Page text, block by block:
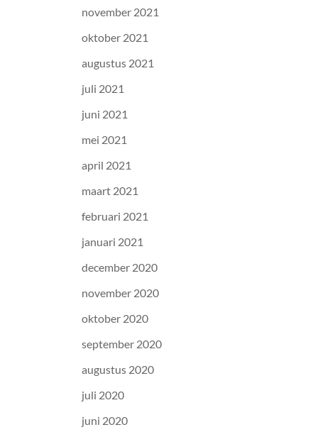
november 2021
oktober 2021
augustus 2021
juli 2021
juni 2021
mei 2021
april 2021
maart 2021
februari 2021
januari 2021
december 2020
november 2020
oktober 2020
september 2020
augustus 2020
juli 2020
juni 2020